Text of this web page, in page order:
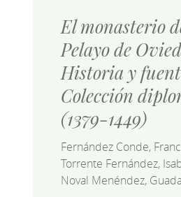
El monasterio
Pelayo de
Historia y
Colección
(1379-1449)
Fernández Conde,
Torrente Fernández,
Noval Menéndez,